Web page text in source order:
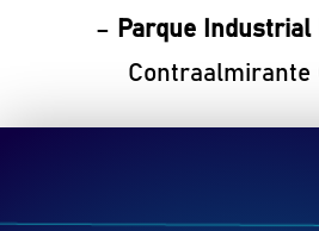
– Parque Industrial
Contraalmirante